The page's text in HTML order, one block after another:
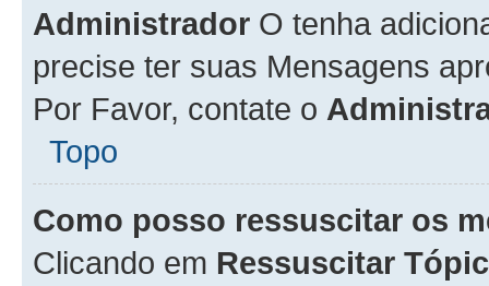
Administrador O tenha
precise ter suas Mensagens
Por Favor, contate o
Topo
Como posso ressuscitar os
Clicando em Ressuscitar